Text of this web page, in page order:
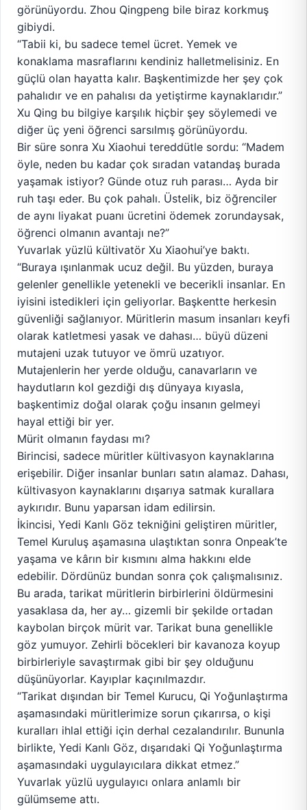
görünüyordu. Zhou Qingpeng bile biraz korkmuş
gibiydi.
“Tabii ki, bu sadece temel ücret. Yemek ve
konaklama masraflarını kendiniz halletmelisiniz. En
güçlü olan hayatta kalır. Başkentimizde her şey çok
pahalıdır ve en pahalısı da yetiştirme kaynaklarıdır.”
Xu Qing bu bilgiye karşılık hiçbir şey söylemedi ve
diğer üç yeni öğrenci sarsılmış görünüyordu.
Bir süre sonra Xu Xiaohui tereddütle sordu: “Madem
öyle, neden bu kadar çok sıradan vatandaş burada
yaşamak istiyor? Günde otuz ruh parası… Ayda bir
ruh taşı eder. Bu çok pahalı. Üstelik, biz öğrenciler
de aynı liyakat puanı ücretini ödemek zorundaysak,
öğrenci olmanın avantajı ne?”
Yuvarlak yüzlü kültivatör Xu Xiaohui’ye baktı.
“Buraya ışınlanmak ucuz değil. Bu yüzden, buraya
gelenler genellikle yetenekli ve becerikli insanlar. En
iyisini istedikleri için geliyorlar. Başkentte herkesin
güvenliği sağlanıyor. Müritlerin masum insanları keyfi
olarak katletmesi yasak ve dahası… büyü düzeni
mutajeni uzak tutuyor ve ömrü uzatıyor.
Mutajenlerin her yerde olduğu, canavarların ve
haydutların kol gezdiği dış dünyaya kıyasla,
başkentimiz doğal olarak çoğu insanın gelmeyi
hayal ettiği bir yer.
Mürit olmanın faydası mı?
Birincisi, sadece müritler kültivasyon kaynaklarına
erişebilir. Diğer insanlar bunları satın alamaz. Dahası,
kültivasyon kaynaklarını dışarıya satmak kurallara
aykırıdır. Bunu yaparsan idam edilirsin.
İkincisi, Yedi Kanlı Göz tekniğini geliştiren müritler,
Temel Kuruluş aşamasına ulaştıktan sonra Onpeak’te
yaşama ve kârın bir kısmını alma hakkını elde
edebilir. Dördünüz bundan sonra çok çalışmalısınız.
Bu arada, tarikat müritlerin birbirlerini öldürmesini
yasaklasa da, her ay… gizemli bir şekilde ortadan
kaybolan birçok mürit var. Tarikat buna genellikle
göz yumuyor. Zehirli böcekleri bir kavanoza koyup
birbirleriyle savaştırmak gibi bir şey olduğunu
düşünüyorlar. Kayıplar kaçınılmazdır.
“Tarikat dışından bir Temel Kurucu, Qi Yoğunlaştırma
aşamasındaki müritlerimize sorun çıkarırsa, o kişi
kuralları ihlal ettiği için derhal cezalandırılır. Bununla
birlikte, Yedi Kanlı Göz, dışarıdaki Qi Yoğunlaştırma
aşamasındaki uygulayıcılara dikkat etmez.”
Yuvarlak yüzlü uygulayıcı onlara anlamlı bir
gülümseme attı.